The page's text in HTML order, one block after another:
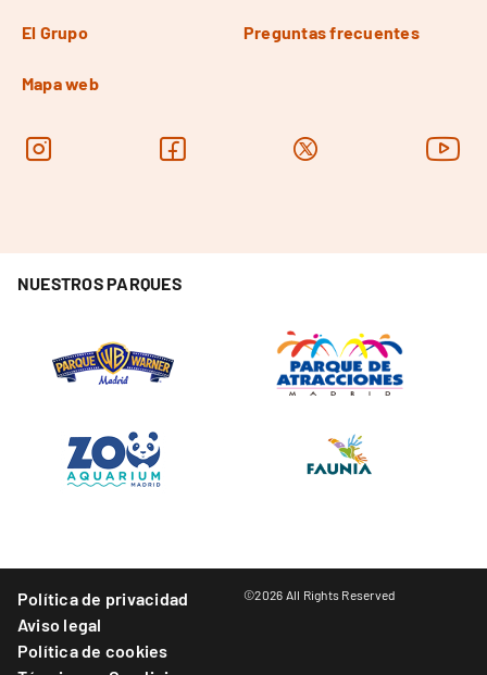
El Grupo Preguntas frecuentes
Mapa web
NUESTROS PARQUES
Política de privacidad
Aviso legal
Política de cookies
©2026 All Rights Reserved